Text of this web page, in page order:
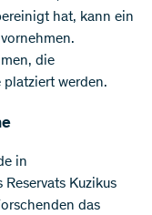
hat, kann ein
die
werden.
in
Kuzikus
das